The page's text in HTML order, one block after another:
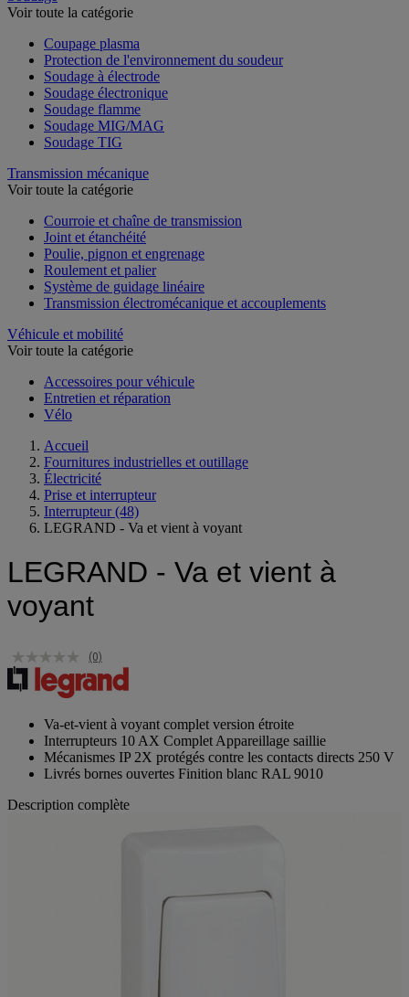
Voir toute la catégorie
Coupage plasma
Protection de l'environnement du soudeur
Soudage à électrode
Soudage électronique
Soudage flamme
Soudage MIG/MAG
Soudage TIG
Transmission mécanique
Voir toute la catégorie
Courroie et chaîne de transmission
Joint et étanchéité
Poulie, pignon et engrenage
Roulement et palier
Système de guidage linéaire
Transmission électromécanique et accouplements
Véhicule et mobilité
Voir toute la catégorie
Accessoires pour véhicule
Entretien et réparation
Vélo
Accueil
Fournitures industrielles et outillage
Électricité
Prise et interrupteur
Interrupteur (48)
LEGRAND - Va et vient à voyant
LEGRAND - Va et vient à
voyant
(0)
Va-et-vient à voyant complet version étroite
Interrupteurs 10 AX Complet Appareillage saillie
Mécanismes IP 2X protégés contre les contacts directs 250 V
Livrés bornes ouvertes Finition blanc RAL 9010
Description complète